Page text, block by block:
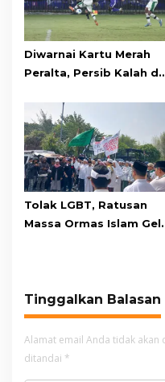
Diwarnai Kartu Merah
Peralta, Persib Kalah
Adu Penalti
Tolak LGBT, Ratusan
Massa Ormas Islam
Tinggalkan Balasan
Alamat email Anda tidak akan
ditandai *